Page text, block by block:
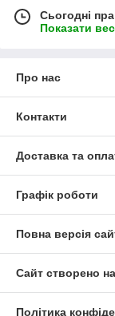
Сьогодні
Показати
Про нас
Контакти
Доставка та
Графік роботи
Повна версія
Сайт створено
Політика